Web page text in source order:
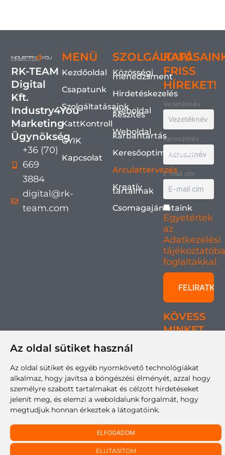
Az oldal sütiket használ
Az oldal sütiket és egyéb nyomkövető technológiákat
alkalmaz, hogy javítsa a böngészési élményét, azzal hogy
személyre szabott tartalmakat és célzott hirdetéseket
jelenít meg, és elemzi a weboldalunk forgalmát, hogy
megtudjuk honnan érkeztek a látogatóink.
ELFOGADOM
ELUTASÍTOM
RK-TEAM
Digital
Kft.
Industry4You
Marketing
Ügynökség
+36 (70)
669
3884
digital@rk-
team.com
MENÜ
Kezdőoldal
Csapatunk
Szolgáltatásaink
KattKontroll
GYIK
Kapcsolat
Közösségi
menedzsment
Hirdetéskezelés
Weboldal
készítés
Weboldal
karbantartás
Keresőoptimalizálás
Arculattervezés
Kreatív
tartalmak
Csomagajánlataink
KAPJ
FRISS
HÍREKET!
Vezetéknév
Keresztnév
E-mail cím
Egyetértek
az
Adatkezelési
foglaltakkal.
KÖVESS
MINKET
RK-TEAM Digital Kft. – Industry4You 2026 © Minden jog fenntartva! |
Adatkezelési tájékoztató|Süti tájékoztató